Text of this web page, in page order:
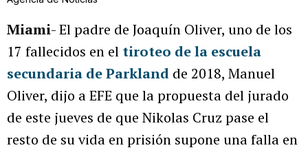
Miami- El padre de Joaquín Oliver, uno de los
17 fallecidos en el tiroteo de la escuela
secundaria de Parkland de 2018, Manuel
Oliver, dijo a EFE que la propuesta del jurado
de este jueves de que Nikolas Cruz pase el
resto de su vida en prisión supone una falla en